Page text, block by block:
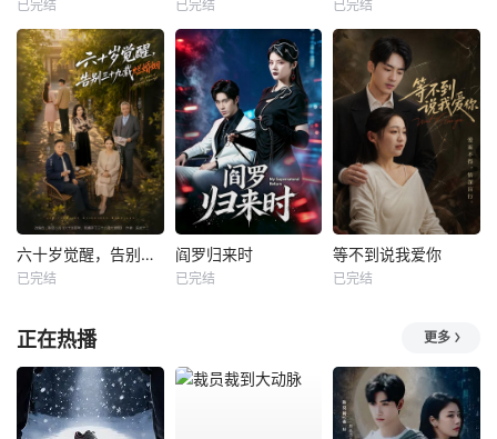
已完结 已完结 已完结
六十岁觉醒，告别三十九载烂婚姻
已完结
阎罗归来时
已完结
等不到说我爱你
已完结
正在热播 更多